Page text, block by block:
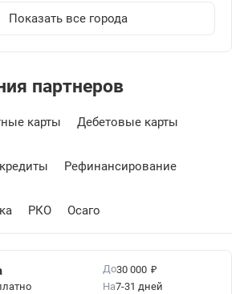
Показать все города
партнеров
карты Дебетовые карты
Рефинансирование
РКО Осаго
До30 000 ₽
На7-31 дней